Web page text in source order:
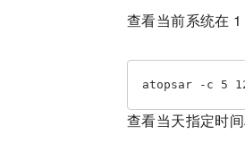
查看当前系统在
atopsar -c 5
查看当天指定时